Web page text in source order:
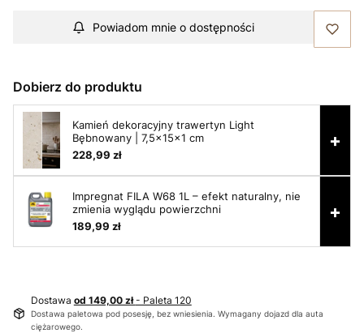
Powiadom mnie o dostępności
Dobierz do produktu
Kamień dekoracyjny trawertyn Light
Bębnowany | 7,5x15x1 cm
228,99 zł
+
Impregnat FILA W68 1L – efekt naturalny, nie
zmienia wyglądu powierzchni
189,99 zł
+
Dostawa od 149,00 zł- Paleta 120
Dostawa paletowa pod posesję, bez wniesienia. Wymagany dojazd dla auta
ciężarowego.